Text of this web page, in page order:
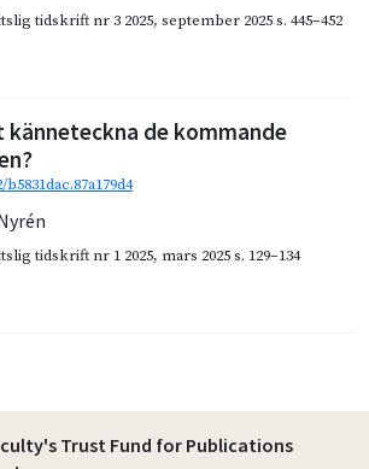
tidskrift nr 3 2025, september 2025s. 445–452
känneteckna de kommande
tidskrift nr 1 2025, mars 2025s. 129–134
Trust Fund for Publications